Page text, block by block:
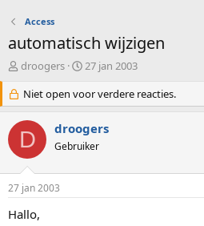
Access
automatisch wijzigen
O
d
e
r
w
e
p
s
t
droogers
S
a
r
d
a
m
27 jan 2003
Niet open voor verdere reacties.
D droogers
Gebruiker
27 jan 2003
Hallo,